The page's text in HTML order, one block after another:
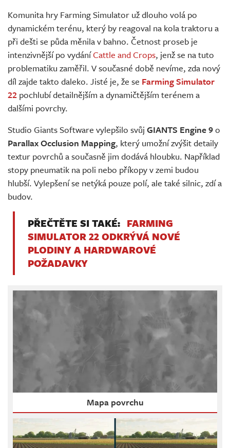
Živě
Komunita hry Farming Simulator už dlouho volá po
dynamickém terénu, který by reagoval na kola traktoru a
při dešti se půda měnila v bahno. Četnost proseb je
intenzivnější po vydáníCattle and Crops, jenž se na tuto
problematiku zaměřil. V současné době nevíme, zda nový
díl zajde takto daleko. Jisté je, že se Farming Simulator
22 pochlubí detailnějším a dynamičtějším terénem a
dalšími povrchy.
Studio Giants Software vylepšilo svůj GIANTS Engine 9o
Parallax Occlusion Mapping, který umožní zvýšit detaily
textur povrchů a současně jim dodává hloubku. Například
stopy pneumatik na poli nebo příkopy v zemi budou
hlubší. Vylepšení se netýká pouze polí, ale také silnic, zdí a
budov.
PŘEČTĚTE SI TAKÉ: FARMING
SIMULATOR 22 ODKRÝVÁ NOVÉ
PLODINY A HARDWAROVÉ
POŽADAVKY
Mapa povrchu